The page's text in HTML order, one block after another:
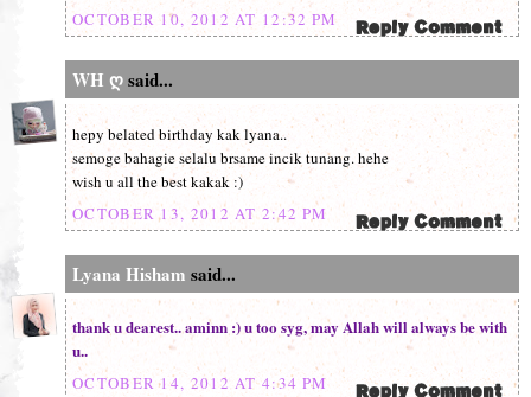
OCTOBER 10, 2012 AT 12:32 PM
WH ღsaid...
hepy belated birthday kak lyana..
semoge bahagie selalu brsame incik tunang. hehe
wish u all the best kakak :)
OCTOBER 13, 2012 AT 2:42 PM
Lyana Hisham said...
thank u dearest.. aminn :) u too syg, may Allah will always be with
u..
OCTOBER 14, 2012 AT 4:34 PM